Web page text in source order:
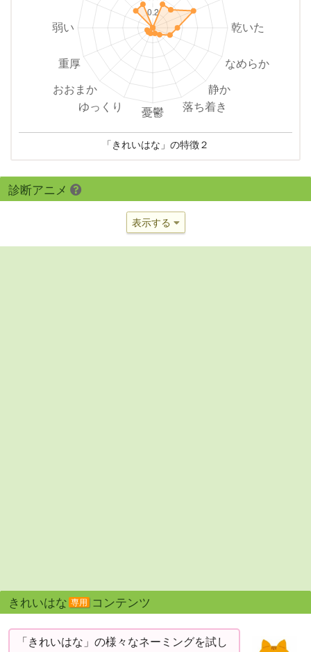
「きれいはな」の特徴２
診断アニメ
表示する
きれいはな 専用 コンテンツ
「きれいはな」の様々なネーミングを試し